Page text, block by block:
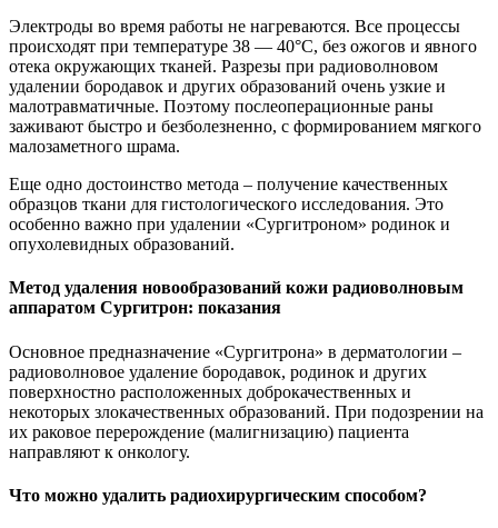
Электроды во время работы не нагреваются. Все процессы
происходят при температуре 38 — 40°С, без ожогов и явного
отека окружающих тканей. Разрезы при радиоволновом
удалении бородавок и других образований очень узкие и
малотравматичные. Поэтому послеоперационные раны
заживают быстро и безболезненно, с формированием мягкого
малозаметного шрама.
Еще одно достоинство метода – получение качественных
образцов ткани для гистологического исследования. Это
особенно важно при удалении «Сургитроном» родинок и
опухолевидных образований.
Метод удаления новообразований кожи радиоволновым
аппаратом Сургитрон: показания
Основное предназначение «Сургитрона» в дерматологии –
радиоволновое удаление бородавок, родинок и других
поверхностно расположенных доброкачественных и
некоторых злокачественных образований. При подозрении на
их раковое перерождение (малигнизацию) пациента
направляют к онкологу.
Что можно удалить радиохирургическим способом?